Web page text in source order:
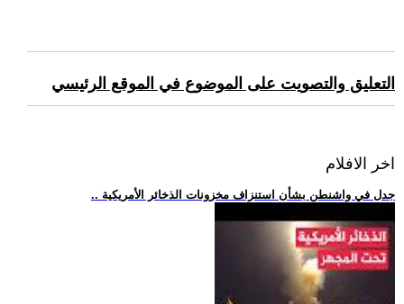
التعليق والتصويت على الموضوع في الموقع الرئيسي
اخر الافلام
.. جدل في واشنطن بشأن استنزاف مخزونات الذخائر الأمريكية